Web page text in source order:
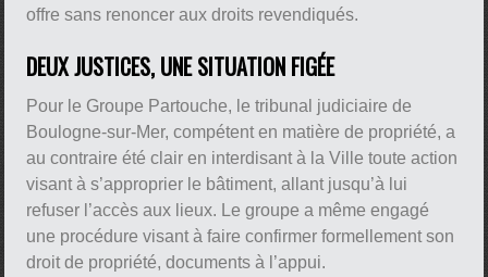
offre sans renoncer aux droits revendiqués.
DEUX JUSTICES, UNE SITUATION FIGÉE
Pour le Groupe Partouche, le tribunal judiciaire de
Boulogne-sur-Mer, compétent en matière de propriété, a
au contraire été clair en interdisant à la Ville toute action
visant à s’approprier le bâtiment, allant jusqu’à lui
refuser l’accès aux lieux. Le groupe a même engagé
une procédure visant à faire confirmer formellement son
droit de propriété, documents à l’appui.